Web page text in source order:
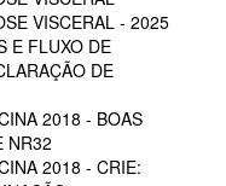
VISCERAL - 2025
E FLUXO DE
DE
2018 - BOAS
NR32
2018 - CRIE: